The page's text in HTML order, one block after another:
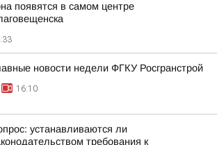
появятся в самом центре
новости недели ФГКУ Росгранстрой
16:10
устанавливаются ли
требования к